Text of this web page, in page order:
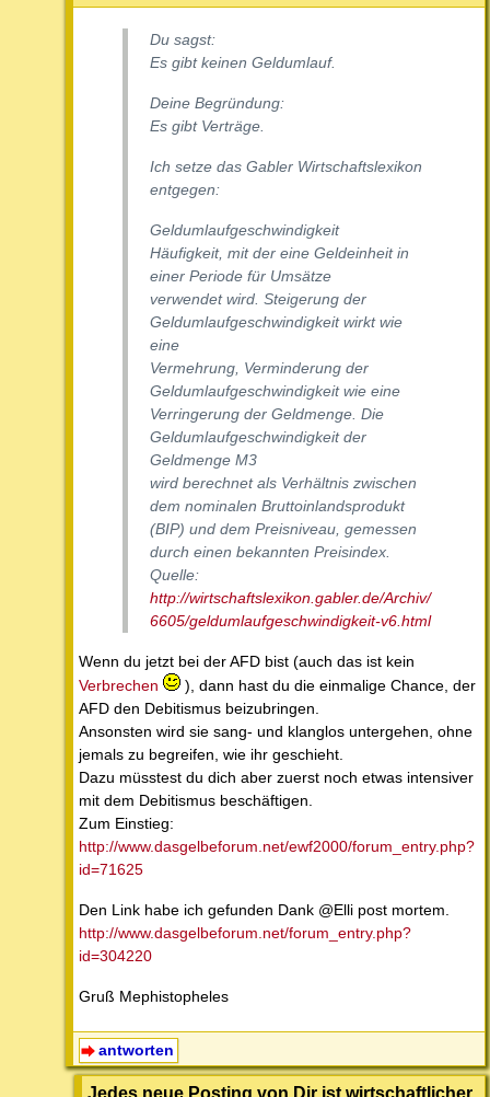
Du sagst:
Es gibt keinen Geldumlauf.
Deine Begründung:
Es gibt Verträge.
Ich setze das Gabler Wirtschaftslexikon
entgegen:
Geldumlaufgeschwindigkeit
Häufigkeit, mit der eine Geldeinheit in
einer Periode für Umsätze
verwendet wird. Steigerung der
Geldumlaufgeschwindigkeit wirkt wie
eine
Vermehrung, Verminderung der
Geldumlaufgeschwindigkeit wie eine
Verringerung der Geldmenge. Die
Geldumlaufgeschwindigkeit der
Geldmenge M3
wird berechnet als Verhältnis zwischen
dem nominalen Bruttoinlandsprodukt
(BIP) und dem Preisniveau, gemessen
durch einen bekannten Preisindex.
Quelle:
http://wirtschaftslexikon.gabler.de/Archiv/
6605/geldumlaufgeschwindigkeit-v6.html
Wenn du jetzt bei der AFD bist (auch das ist kein
Verbrechen
), dann hast du die einmalige Chance, der
AFD den Debitismus beizubringen.
Ansonsten wird sie sang- und klanglos untergehen, ohne
jemals zu begreifen, wie ihr geschieht.
Dazu müsstest du dich aber zuerst noch etwas intensiver
mit dem Debitismus beschäftigen.
Zum Einstieg:
http://www.dasgelbeforum.net/ewf2000/forum_entry.php?
id=71625
Den Link habe ich gefunden Dank @Elli post mortem.
http://www.dasgelbeforum.net/forum_entry.php?
id=304220
Gruß Mephistopheles
antworten